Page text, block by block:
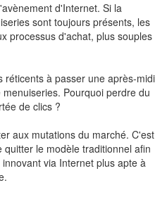
d'Internet. Si la
sont toujours présents, les
processus d'achat, plus souples
réticents à passer une après-midi
Pourquoi perdre du
de clics ?
aux mutations du marché. C'est
le modèle traditionnel afin
via Internet plus apte à